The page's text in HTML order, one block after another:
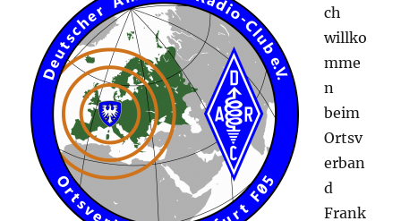
ch
willko
mme
n
beim
Ortsv
erban
d
Frank